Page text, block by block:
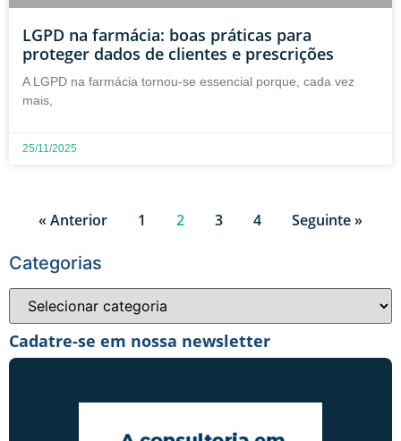
LGPD na farmácia: boas práticas para
proteger dados de clientes e prescrições
A LGPD na farmácia tornou-se essencial porque, cada vez
mais,
25/11/2025
« Anterior 1 2 3 4 Seguinte »
Categorias
Cadatre-se em nossa newsletter